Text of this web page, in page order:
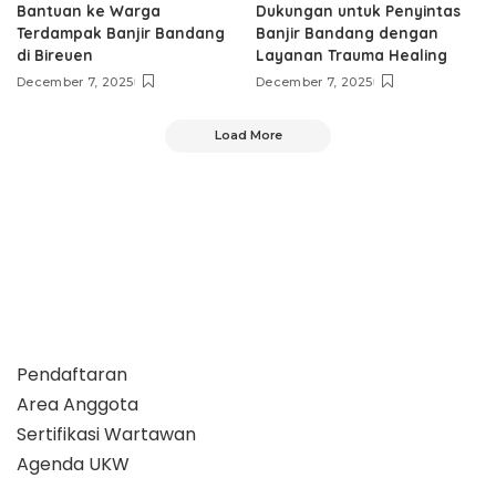
Bantuan ke Warga
Terdampak Banjir Bandang
di Bireuen
December 7, 2025
Dukungan untuk Penyintas
Banjir Bandang dengan
Layanan Trauma Healing
December 7, 2025
Load More
Pendaftaran
Area Anggota
Sertifikasi Wartawan
Agenda UKW